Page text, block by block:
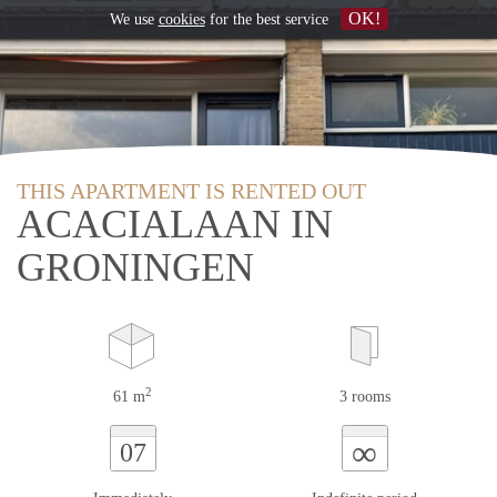
THIS APARTMENT IS RENTED OUT
ACACIALAAN IN
GRONINGEN
61 m2 3 rooms
07 ∞
We use cookiesfor the best service OK!